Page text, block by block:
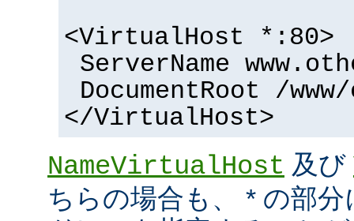
<VirtualHost *:80>
ServerName
DocumentRoot /
</VirtualHost>
NameVirtualHost 及び
ちらの場合も、 * の部